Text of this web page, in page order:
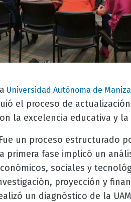
Universidad Autónoma de
el proceso de
la excelencia educativa y
un proceso estructurado
primera fase implicó un
sociales y
proyección y
un diagnóstico de la